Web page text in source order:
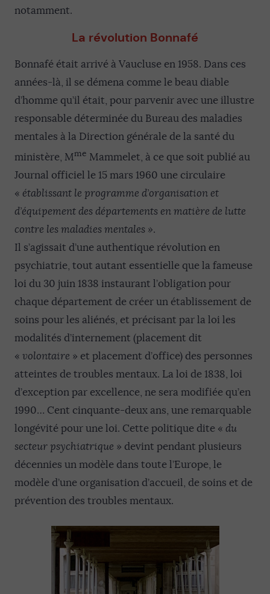
notamment.
La révolution Bonnafé
Bonnafé était arrivé à Vaucluse en 1958. Dans ces
années-là, il se démena comme le beau diable
d’homme qu’il était, pour parvenir avec une illustre
responsable déterminée du Bureau des maladies
mentales à la Direction générale de la santé du
ministère, Mme Mammelet, à ce que soit publié au
Journal officiel le 15 mars 1960 une circulaire
« établissant le programme d’organisation et
d’équipement des départements en matière de lutte
contre les maladies mentales ».
Il s’agissait d’une authentique révolution en
psychiatrie, tout autant essentielle que la fameuse
loi du 30 juin 1838 instaurant l’obligation pour
chaque département de créer un établissement de
soins pour les aliénés, et précisant par la loi les
modalités d’internement (placement dit
« volontaire » et placement d’office) des personnes
atteintes de troubles mentaux. La loi de 1838, loi
d’exception par excellence, ne sera modifiée qu’en
1990… Cent cinquante-deux ans, une remarquable
longévité pour une loi. Cette politique dite « du
secteur psychiatrique » devint pendant plusieurs
décennies un modèle dans toute l’Europe, le
modèle d’une organisation d’accueil, de soins et de
prévention des troubles mentaux.